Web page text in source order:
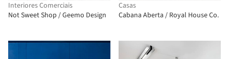
Interiores Comerciais
Not Sweet Shop / Geemo Design
Casas
Cabana Aberta / Royal House Co.